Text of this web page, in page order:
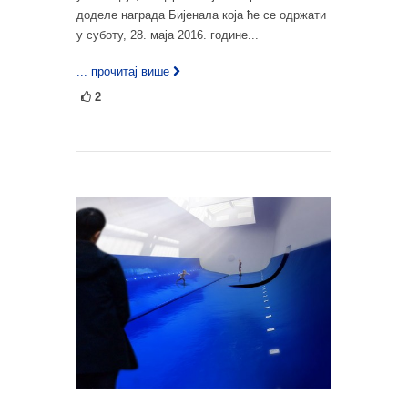
доделе награда Бијенала која ће се одржати
у суботу, 28. маја 2016. године...
... прочитај више
2